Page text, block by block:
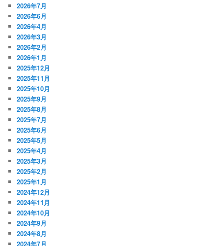
2026年7月
2026年6月
2026年4月
2026年3月
2026年2月
2026年1月
2025年12月
2025年11月
2025年10月
2025年9月
2025年8月
2025年7月
2025年6月
2025年5月
2025年4月
2025年3月
2025年2月
2025年1月
2024年12月
2024年11月
2024年10月
2024年9月
2024年8月
2024年7月